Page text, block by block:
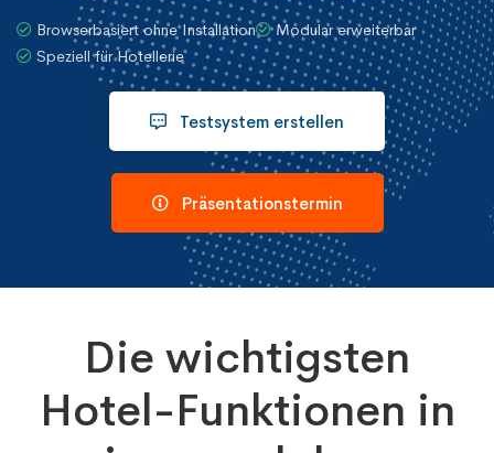
Browserbasiert ohne Installation
Modular erweiterbar
Speziell für Hotellerie
Testsystem erstellen
Präsentationstermin
Die wichtigsten
Hotel-Funktionen in